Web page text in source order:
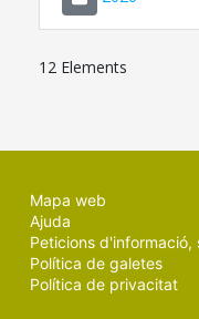
12 Elements
Mapa web
Ajuda
Peticions
Política de galetes
Política de privacitat